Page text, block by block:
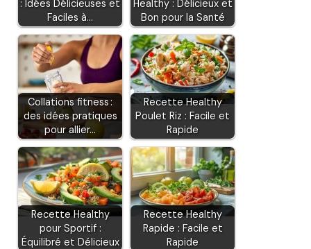
: Idées Délicieuses et
Faciles à…
Healthy : Délicieux et
Bon pour la Santé
Collations fitness :
des idées pratiques
pour allier…
Recette Healthy
Poulet Riz : Facile et
Rapide
Recette Healthy
pour Sportif :
Équilibré et Délicieux
Recette Healthy
Rapide : Facile et
Rapide